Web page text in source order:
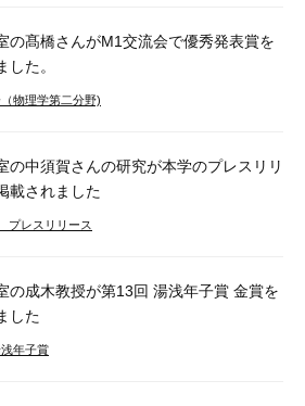
の髙橋さんがM1交流会で優秀発表賞を
した。
物理学第二分野)
の中須賀さんの研究が本学のプレスリリ
載されました
レスリリース
の成木教授が第13回 湯浅年子賞 金賞を
した
年子賞